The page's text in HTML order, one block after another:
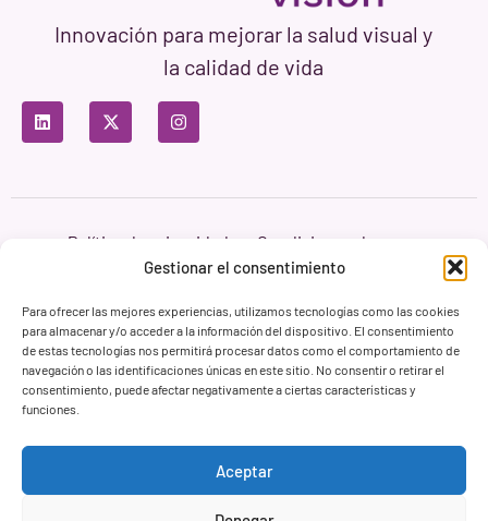
Gestionar el consentimiento
Para ofrecer las mejores experiencias, utilizamos tecnologías como las cookies
para almacenar y/o acceder a la información del dispositivo. El consentimiento
de estas tecnologías nos permitirá procesar datos como el comportamiento de
navegación o las identificaciones únicas en este sitio. No consentir o retirar el
consentimiento, puede afectar negativamente a ciertas características y
funciones.
Aceptar
Innovación para mejorar la salud visual y
la calidad de vida
Política de privacidad
Condiciones de uso
Política de cookies